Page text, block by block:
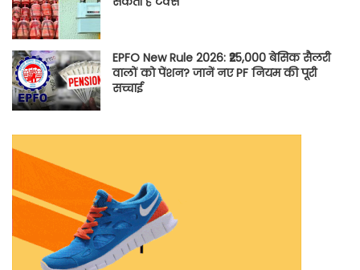
EPFO New Rule 2026: ₹25,000 बेसिक सैलरी
वालों को पेंशन? जानें नए PF नियम की पूरी
सच्चाई